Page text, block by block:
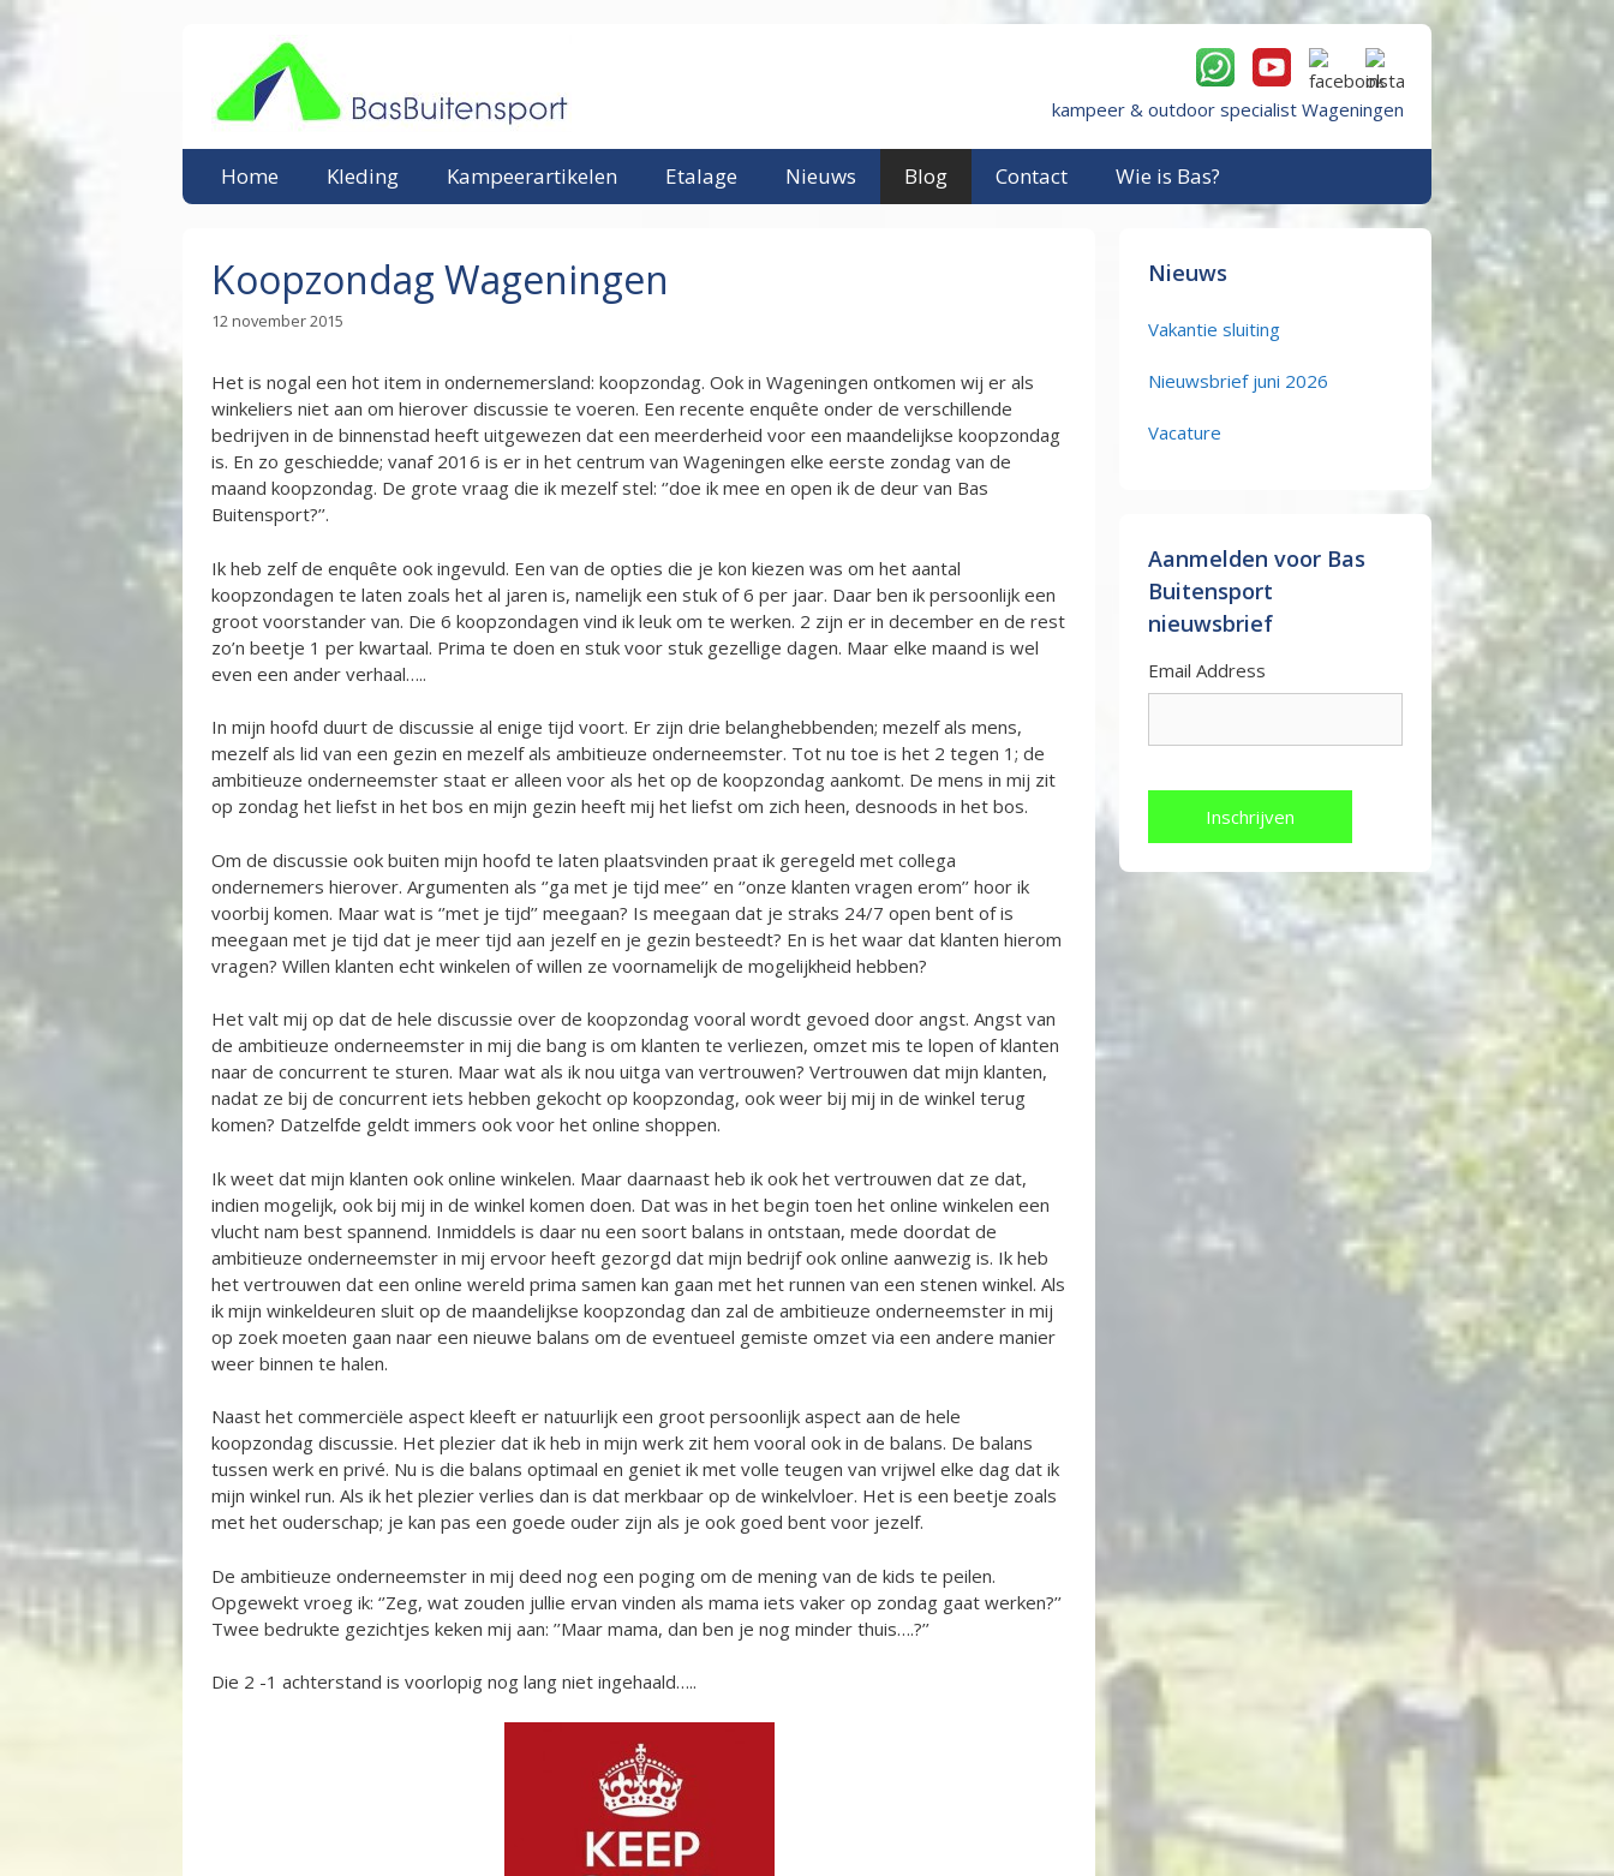
naar
inhoud
kampeer & outdoor specialist Wageningen
Home Kleding Kampeerartikelen Etalage Nieuws Blog Contact Wie is Bas?
Koopzondag Wageningen
12 november 2015
Het is nogal een hot item in ondernemersland: koopzondag. Ook in Wageningen ontkomen wij er als
winkeliers niet aan om hierover discussie te voeren. Een recente enquête onder de verschillende
bedrijven in de binnenstad heeft uitgewezen dat een meerderheid voor een maandelijkse koopzondag
is. En zo geschiedde; vanaf 2016 is er in het centrum van Wageningen elke eerste zondag van de
maand koopzondag. De grote vraag die ik mezelf stel: ‘’doe ik mee en open ik de deur van Bas
Buitensport?’’.
Ik heb zelf de enquête ook ingevuld. Een van de opties die je kon kiezen was om het aantal
koopzondagen te laten zoals het al jaren is, namelijk een stuk of 6 per jaar. Daar ben ik persoonlijk een
groot voorstander van. Die 6 koopzondagen vind ik leuk om te werken. 2 zijn er in december en de rest
zo’n beetje 1 per kwartaal. Prima te doen en stuk voor stuk gezellige dagen. Maar elke maand is wel
even een ander verhaal…..
In mijn hoofd duurt de discussie al enige tijd voort. Er zijn drie belanghebbenden; mezelf als mens,
mezelf als lid van een gezin en mezelf als ambitieuze onderneemster. Tot nu toe is het 2 tegen 1; de
ambitieuze onderneemster staat er alleen voor als het op de koopzondag aankomt. De mens in mij zit
op zondag het liefst in het bos en mijn gezin heeft mij het liefst om zich heen, desnoods in het bos.
Om de discussie ook buiten mijn hoofd te laten plaatsvinden praat ik geregeld met collega
ondernemers hierover. Argumenten als ‘’ga met je tijd mee’’ en ‘’onze klanten vragen erom’’ hoor ik
voorbij komen. Maar wat is ‘’met je tijd’’ meegaan? Is meegaan dat je straks 24/7 open bent of is
meegaan met je tijd dat je meer tijd aan jezelf en je gezin besteedt? En is het waar dat klanten hierom
vragen? Willen klanten echt winkelen of willen ze voornamelijk de mogelijkheid hebben?
Het valt mij op dat de hele discussie over de koopzondag vooral wordt gevoed door angst. Angst van
de ambitieuze onderneemster in mij die bang is om klanten te verliezen, omzet mis te lopen of klanten
naar de concurrent te sturen. Maar wat als ik nou uitga van vertrouwen? Vertrouwen dat mijn klanten,
nadat ze bij de concurrent iets hebben gekocht op koopzondag, ook weer bij mij in de winkel terug
komen? Datzelfde geldt immers ook voor het online shoppen.
Ik weet dat mijn klanten ook online winkelen. Maar daarnaast heb ik ook het vertrouwen dat ze dat,
indien mogelijk, ook bij mij in de winkel komen doen. Dat was in het begin toen het online winkelen een
vlucht nam best spannend. Inmiddels is daar nu een soort balans in ontstaan, mede doordat de
ambitieuze onderneemster in mij ervoor heeft gezorgd dat mijn bedrijf ook online aanwezig is. Ik heb
het vertrouwen dat een online wereld prima samen kan gaan met het runnen van een stenen winkel. Als
ik mijn winkeldeuren sluit op de maandelijkse koopzondag dan zal de ambitieuze onderneemster in mij
op zoek moeten gaan naar een nieuwe balans om de eventueel gemiste omzet via een andere manier
weer binnen te halen.
Naast het commerciële aspect kleeft er natuurlijk een groot persoonlijk aspect aan de hele
koopzondag discussie. Het plezier dat ik heb in mijn werk zit hem vooral ook in de balans. De balans
tussen werk en privé. Nu is die balans optimaal en geniet ik met volle teugen van vrijwel elke dag dat ik
mijn winkel run. Als ik het plezier verlies dan is dat merkbaar op de winkelvloer. Het is een beetje zoals
met het ouderschap; je kan pas een goede ouder zijn als je ook goed bent voor jezelf.
De ambitieuze onderneemster in mij deed nog een poging om de mening van de kids te peilen.
Opgewekt vroeg ik: ‘’Zeg, wat zouden jullie ervan vinden als mama iets vaker op zondag gaat werken?’’
Twee bedrukte gezichtjes keken mij aan: ’’Maar mama, dan ben je nog minder thuis….?’’
Die 2 -1 achterstand is voorlopig nog lang niet ingehaald…..
Nieuws
Vakantie sluiting
Nieuwsbrief juni 2026
Vacature
Aanmelden voor Bas
Buitensport
nieuwsbrief
Email Address